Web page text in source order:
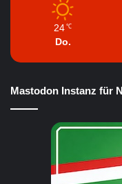
24 ℃
Do.
Mastodon Instanz für